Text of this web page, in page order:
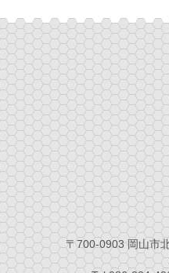
〒700-0903 岡山市